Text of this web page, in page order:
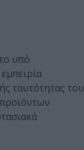
υπό
ταυτότητας του